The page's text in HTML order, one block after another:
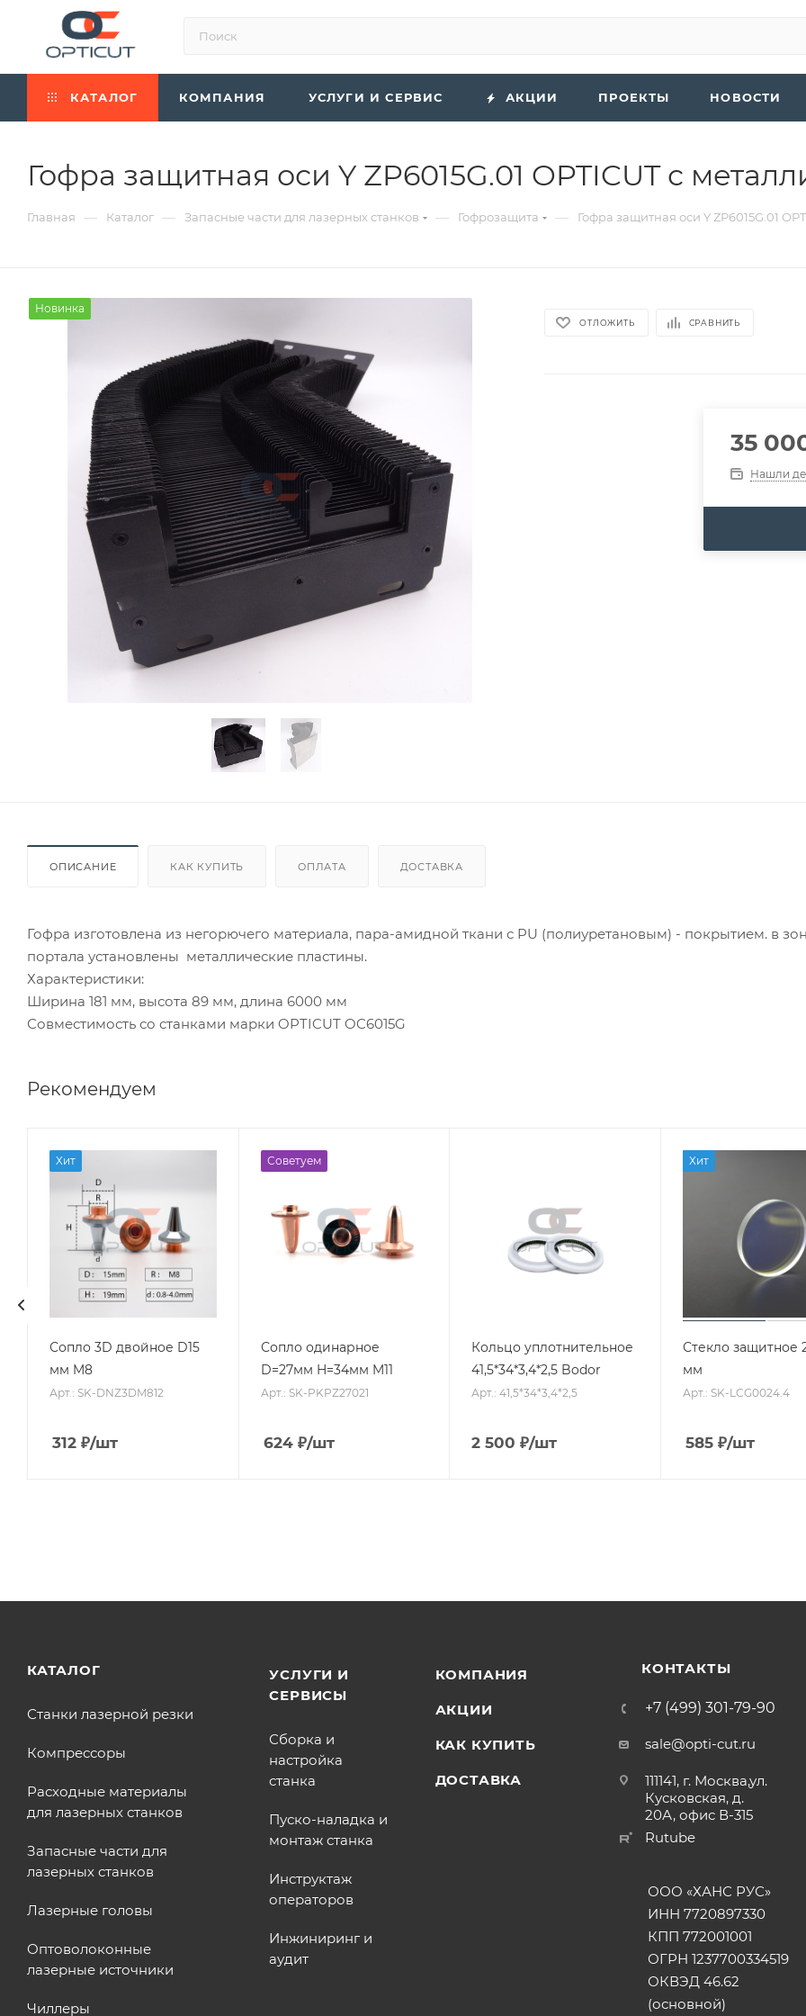
КАТАЛОГ КОМПАНИЯ УСЛУГИ И СЕРВИС АКЦИИ ПРОЕКТЫ НОВОСТИ
Гофра защитная оси Y ZP6015G.01 OPTICUT с
Главная — Каталог — Запасные части для лазерных станков — Гофрозащита — Гофра защитная оси Y ZP6015G.01
Новинка
ОТЛОЖИТЬ СРАВНИТЬ
35
Нашли
ОПИСАНИЕ КАК КУПИТЬ ОПЛАТА ДОСТАВКА
Гофра изготовлена из негорючего материала, пара-амидной ткани с PU (полиуретановым) - покрытием. в
портала установлены металлические пластины.
Характеристики:
Ширина 181 мм, высота 89 мм, длина 6000 мм
Совместимость со станками марки OPTICUT OC6015G
Рекомендуем
Хит
Сопло 3D двойное D15
мм M8
Арт.: SK-DNZ3DM812
312₽/шт
Советуем
Сопло одинарное
D=27мм H=34мм M11
Арт.: SK-PKPZ27021
624₽/шт
Кольцо уплотнительное
41,5*34*3,4*2,5 Bodor
Арт.: 41,5*34*3,4*2,5
2 500 ₽/шт
Хит
Стекло защитное
мм
Арт.: SK-LCG0024.4
585 ₽/шт
КАТАЛОГ
Станки лазерной резки
Компрессоры
Расходные материалы
для лазерных станков
Запасные части для
лазерных станков
Лазерные головы
Оптоволоконные
лазерные источники
Чиллеры
УСЛУГИ И
СЕРВИСЫ
Сборка и
настройка
станка
Пуско-наладка и
монтаж станка
Инструктаж
операторов
Инжиниринг и
аудит
КОМПАНИЯ
АКЦИИ
КАК КУПИТЬ
ДОСТАВКА
КОНТАКТЫ
+7 (499) 301-79-90
sale@opti-cut.ru
111141, г. Москва,ул.
Кусковская, д.
20А, офис В-315
Rutube
ООО «ХАНС РУС»
ИНН 7720897330
КПП 772001001
ОГРН 1237700334519
ОКВЭД 46.62
(основной)